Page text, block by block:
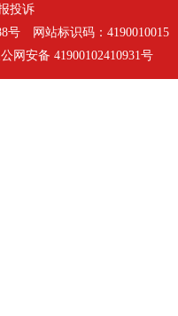
投诉
号 网站标识码：
网安备 41900102410931号